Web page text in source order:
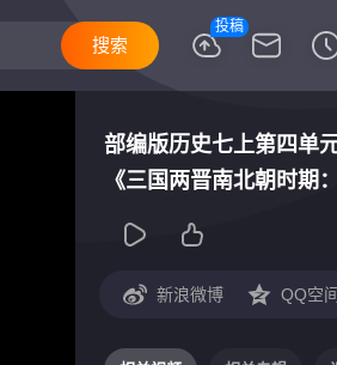
投稿
部编版历史七上第四单
《三国两晋南北朝时期
与民族交融》优质课视频
新浪微博 QQ空间